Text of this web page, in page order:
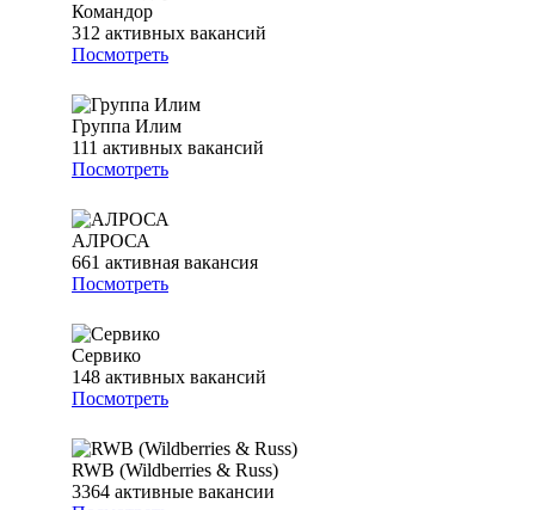
Командор
312 активных вакансий
Посмотреть
Группа Илим
111 активных вакансий
Посмотреть
АЛРОСА
661 активная вакансия
Посмотреть
Сервико
148 активных вакансий
Посмотреть
RWB (Wildberries & Russ)
3364 активные вакансии